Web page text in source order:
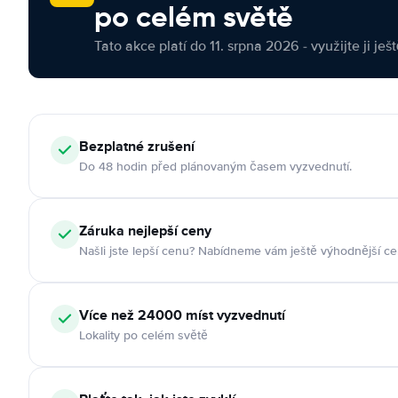
po celém světě
Tato akce platí do 11. srpna 2026 - využijte ji
Bezplatné zrušení
Do 48 hodin před plánovaným časem vyzvednutí.
Záruka nejlepší ceny
Našli jste lepší cenu? Nabídneme vám ještě výhodnější
Více než 24000 míst vyzvednutí
Lokality po celém světě